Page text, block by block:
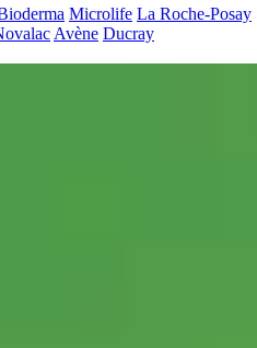
Microlife La Roche-Posay
Avène Ducray